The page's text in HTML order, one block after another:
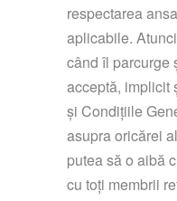
respectarea
aplicabile.
când îl parcurge
acceptă, implicit
și Condițiile
asupra oricărei
putea să o aibă
cu toți membrii